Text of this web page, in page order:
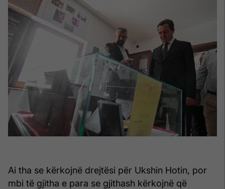
Ai tha se kërkojnë drejtësi për Ukshin Hotin, por
mbi të gjitha e para se gjithash kërkojnë që